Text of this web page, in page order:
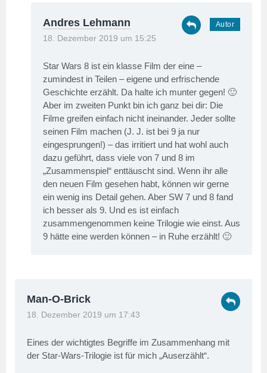
Andres Lehmann
18. Dezember 2019 um 15:25
Star Wars 8 ist ein klasse Film der eine –
zumindest in Teilen – eigene und erfrischende
Geschichte erzählt. Da halte ich munter gegen! 🙂
Aber im zweiten Punkt bin ich ganz bei dir: Die
Filme greifen einfach nicht ineinander. Jeder sollte
seinen Film machen (J. J. ist bei 9 ja nur
eingesprungen!) – das irritiert und hat wohl auch
dazu geführt, dass viele von 7 und 8 im
„Zusammenspiel“ enttäuscht sind. Wenn ihr alle
den neuen Film gesehen habt, können wir gerne
ein wenig ins Detail gehen. Aber SW 7 und 8 fand
ich besser als 9. Und es ist einfach
zusammengenommen keine Trilogie wie einst. Aus
9 hätte eine werden können – in Ruhe erzählt! 🙂
Man-O-Brick
18. Dezember 2019 um 17:43
Eines der wichtigtes Begriffe im Zusammenhang mit
der Star-Wars-Trilogie ist für mich „Auserzählt“.